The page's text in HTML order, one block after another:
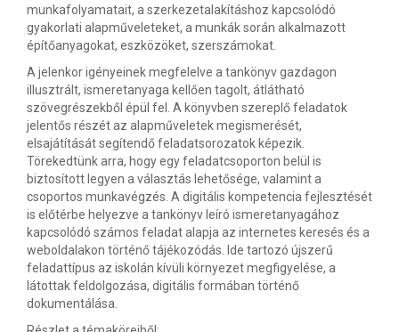
munkafolyamatait, a szerkezetalakításhoz kapcsolódó
gyakorlati alapműveleteket, a munkák során alkalmazott
építőanyagokat, eszközöket, szerszámokat.
A jelenkor igényeinek megfelelve a tankönyv gazdagon
illusztrált, ismeretanyaga kellően tagolt, átlátható
szövegrészekből épül fel. A könyvben szereplő feladatok
jelentős részét az alapműveletek megismerését,
elsajátítását segítendő feladatsorozatok képezik.
Törekedtünk arra, hogy egy feladatcsoporton belül is
biztosított legyen a választás lehetősége, valamint a
csoportos munkavégzés. A digitális kompetencia fejlesztését
is előtérbe helyezve a tankönyv leíró ismeretanyagához
kapcsolódó számos feladat alapja az internetes keresés és a
weboldalakon történő tájékozódás. Ide tartozó újszerű
feladattípus az iskolán kívüli környezet megfigyelése, a
látottak feldolgozása, digitális formában történő
dokumentálása.